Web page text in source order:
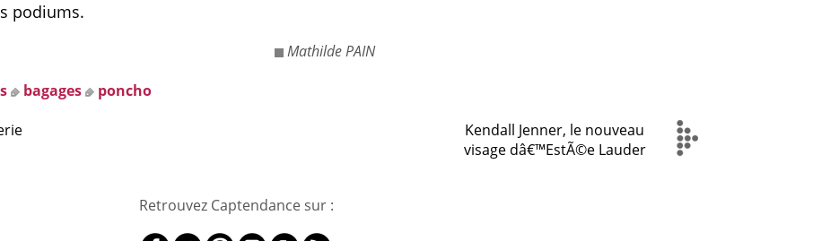
podiums.
Mathilde PAIN
bagages poncho
Kendall Jenner, le nouveau
visage dâ€™EstÃ©e Lauder
Retrouvez Captendance sur :